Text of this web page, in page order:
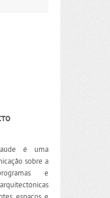
é uma
sobre a
e